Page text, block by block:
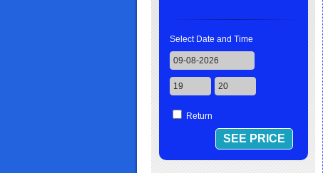
Select Date and Time
Return